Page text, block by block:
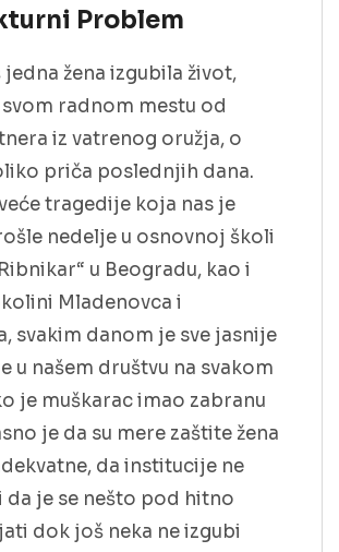
Problem
žena izgubila život,
radnom mestu od
iz vatrenog oružja, o
priča poslednjih dana.
tragedije koja nas je
nedelje u osnovnoj školi
u Beogradu, kao i
Mladenovca i
svakim danom je sve jasnije
u našem društvu na svakom
je muškarac imao zabranu
je da su mere zaštite žena
da institucije ne
da je se nešto pod hitno
dok još neka ne izgubi